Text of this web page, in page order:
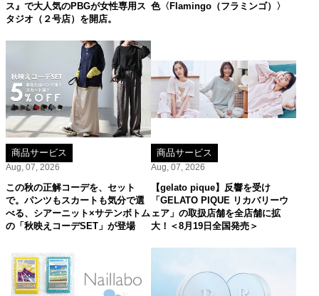
ス』で大人気のPBGが女性専用ス
タジオ（２号店）を開店。
色〈Flamingo（フラミンゴ）〉
商品サービス
Aug, 07, 2026
この秋の正解コーデを、セット
で。パンツもスカートも気分で選
べる、シアーニット×サテンボトム
の「秋映えコーデSET」が登場
商品サービス
Aug, 07, 2026
【gelato pique】反響を受け
「GELATO PIQUE リカバリーウ
ェア」の取扱店舗を全店舗に拡
大！＜8月19日全国発売＞